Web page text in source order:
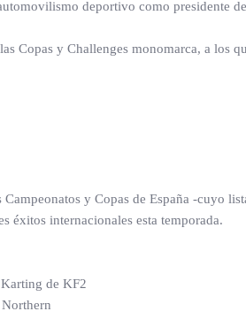
deportivo como presidente
Copas y Challenges monomarca, a los
y Copas de España -cuyo
éxitos internacionales esta temporada.
de KF2